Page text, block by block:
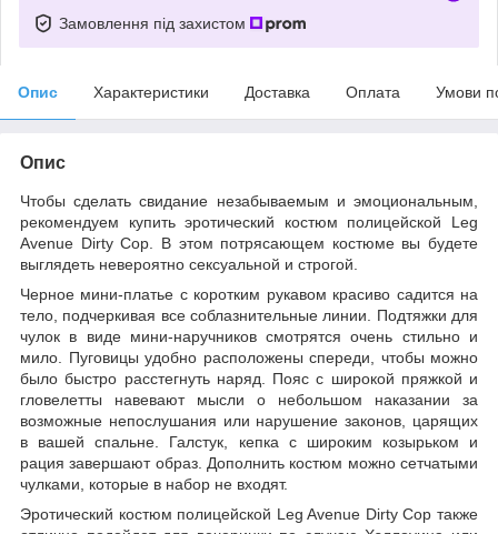
Замовлення під захистом
Опис Характеристики Доставка Оплата Умови
Опис
Чтобы сделать свидание незабываемым и эмоциональным,
рекомендуем купить эротический костюм полицейской Leg
Avenue Dirty Cop. В этом потрясающем костюме вы будете
выглядеть невероятно сексуальной и строгой.
Черное мини-платье с коротким рукавом красиво садится на
тело, подчеркивая все соблазнительные линии. Подтяжки для
чулок в виде мини-наручников смотрятся очень стильно и
мило. Пуговицы удобно расположены спереди, чтобы можно
было быстро расстегнуть наряд. Пояс с широкой пряжкой и
гловелетты навевают мысли о небольшом наказании за
возможные непослушания или нарушение законов, царящих
в вашей спальне. Галстук, кепка с широким козырьком и
рация завершают образ. Дополнить костюм можно сетчатыми
чулками, которые в набор не входят.
Эротический костюм полицейской Leg Avenue Dirty Cop также